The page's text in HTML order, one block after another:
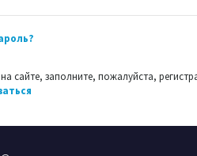
сайте, заполните, пожалуйста,